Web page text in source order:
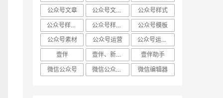
公众号文章
公众号文章、公众号运营
公众号样式
公众号样式，微信公众号排版
公众号样式，微信编辑器
公众号模板
公众号素材
公众号运营
公众号运营，公众号编辑器
壹伴
壹伴、新媒体运营
壹伴助手
微信公众号
微信公众号，样式模板、公众号样式 微信编辑器